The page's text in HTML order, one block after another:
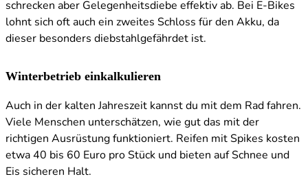
schrecken aber Gelegenheitsdiebe effektiv ab. Bei E-Bikes
lohnt sich oft auch ein zweites Schloss für den Akku, da
dieser besonders diebstahlgefährdet ist.
Winterbetrieb einkalkulieren
Auch in der kalten Jahreszeit kannst du mit dem Rad fahren.
Viele Menschen unterschätzen, wie gut das mit der
richtigen Ausrüstung funktioniert. Reifen mit Spikes kosten
etwa 40 bis 60 Euro pro Stück und bieten auf Schnee und
Eis sicheren Halt.